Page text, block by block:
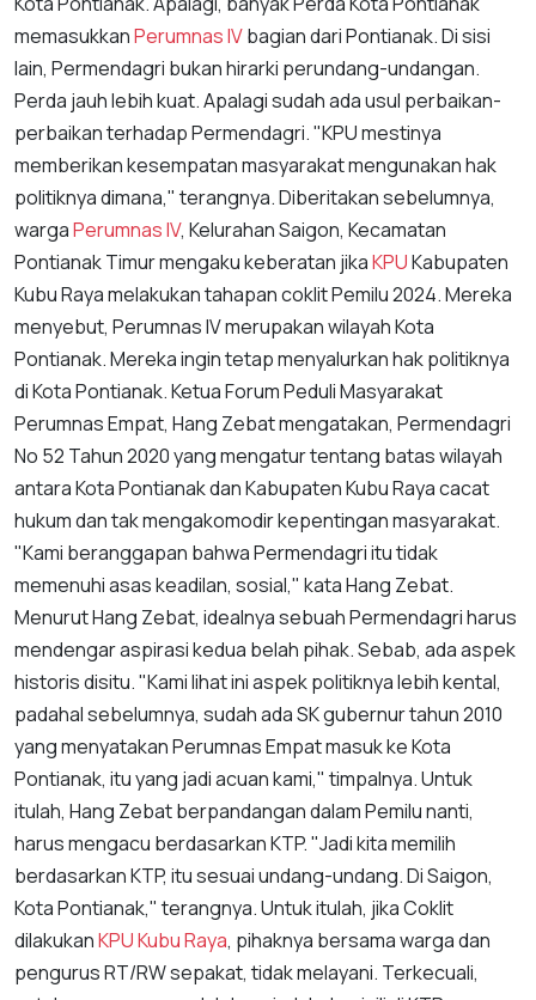
memasukkanPerumnas IVbagian dari Pontianak. Di sisi
lain, Permendagri bukan hirarki perundang-undangan.
Perda jauh lebih kuat. Apalagi sudah ada usul perbaikan-
perbaikan terhadap Permendagri. "KPU mestinya
memberikan kesempatan masyarakat mengunakan hak
politiknya dimana," terangnya. Diberitakan sebelumnya,
wargaPerumnas IV, Kelurahan Saigon, Kecamatan
Pontianak Timur mengaku keberatan jikaKPUKabupaten
Kubu Raya melakukan tahapan coklit Pemilu 2024. Mereka
menyebut, Perumnas IV merupakan wilayah Kota
Pontianak. Mereka ingin tetap menyalurkan hak politiknya
di Kota Pontianak. Ketua Forum Peduli Masyarakat
Perumnas Empat, Hang Zebat mengatakan, Permendagri
No 52 Tahun 2020 yang mengatur tentang batas wilayah
antara Kota Pontianak dan Kabupaten Kubu Raya cacat
hukum dan tak mengakomodir kepentingan masyarakat.
"Kami beranggapan bahwa Permendagri itu tidak
memenuhi asas keadilan, sosial," kata Hang Zebat.
Menurut Hang Zebat, idealnya sebuah Permendagri harus
mendengar aspirasi kedua belah pihak. Sebab, ada aspek
historis disitu. "Kami lihat ini aspek politiknya lebih kental,
padahal sebelumnya, sudah ada SK gubernur tahun 2010
yang menyatakan Perumnas Empat masuk ke Kota
Pontianak, itu yang jadi acuan kami," timpalnya. Untuk
itulah, Hang Zebat berpandangan dalam Pemilu nanti,
harus mengacu berdasarkan KTP. "Jadi kita memilih
berdasarkan KTP, itu sesuai undang-undang. Di Saigon,
Kota Pontianak," terangnya. Untuk itulah, jika Coklit
dilakukanKPU Kubu Raya, pihaknya bersama warga dan
pengurus RT/RW sepakat, tidak melayani. Terkecuali,